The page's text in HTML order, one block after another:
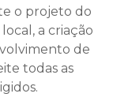
o projeto do
a criação
de
todas as